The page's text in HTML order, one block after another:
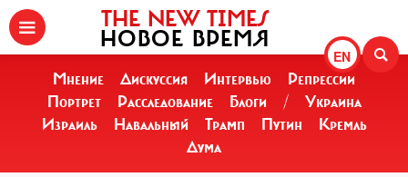
EN
THE NEW TIMES
НОВОЕ ВРЕМЯ
Мнение Дискуссия Интервью
Репрессии
Портрет
Расследование Блоги /
Украина
Израиль
Навальный Трамп Путин
Кремль
Дума